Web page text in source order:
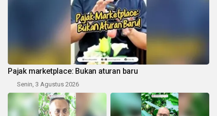
Pajak marketplace: Bukan aturan baru
Senin, 3 Agustus 2026